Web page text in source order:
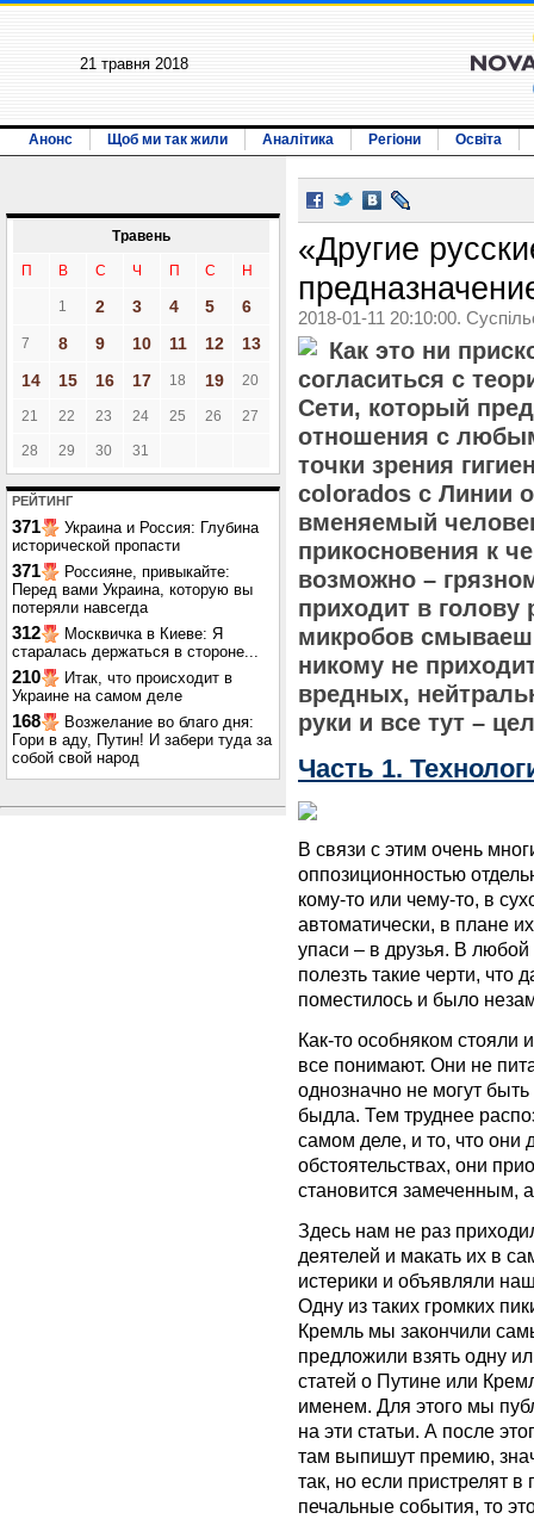
21 травня 2018
Анонс Щоб ми так жили Аналітика Регіони Освіта
Травень
П В С Ч П С Н
1 2 3 4 5 6
7 8 9 10 11 12
13
14
15 16 17 18 19 20
21 22 23 24 25 26 27
28 29 30 31
РЕЙТИНГ
371
Украина и Россия: Глубина
исторической пропасти
371
Россияне, привыкайте:
Перед вами Украина, которую вы
потеряли навсегда
312
Москвичка в Киеве: Я
старалась держаться в стороне...
210
Итак, что происходит в
Украине на самом деле
168
Возжелание во благо дня:
Гори в аду, Путин! И забери туда за
собой свой народ
«Другие
2018-01-11 20:10:00.
Как это ни
согласиться с
Сети, который
отношения с
точки зрения
colorados с Линии
вменяемый
прикосновения к
возможно –
приходит в голову
микробов
никому не
вредных,
руки и все тут –
Часть 1.
В связи с этим очень
оппозиционностью
кому-то или чему-то, в
автоматически, в плане
упаси – в друзья. В
полезть такие черти, что
поместилось и было
Как-то особняком стояли
все понимают. Они не
однозначно не могут
быдла. Тем труднее
самом деле, и то, что они
обстоятельствах, они
становится
Здесь нам не раз
деятелей и макать их в
истерики и объявляли
Одну из таких громких
Кремль мы закончили
предложили взять одну
статей о Путине или
именем. Для этого мы
на эти статьи. А после
там выпишут премию,
так, но если пристрелят
печальные события, то